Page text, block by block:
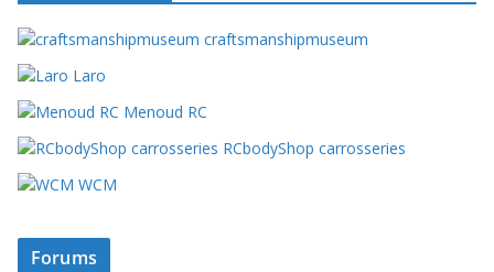
craftsmanshipmuseum
Laro
Menoud RC
RCbodyShop carrosseries
WCM
Forums